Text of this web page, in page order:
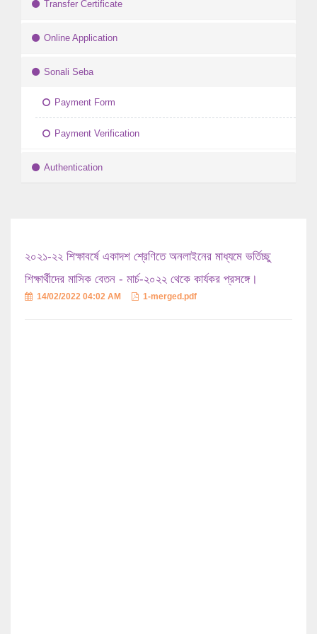
Transfer Certificate
Online Application
Sonali Seba
Payment Form
Payment Verification
Authentication
২০২১-২২ শিক্ষাবর্ষে একাদশ শ্রেণিতে অনলাইনের মাধ্যমে ভর্তিচ্ছু
শিক্ষার্থীদের মাসিক বেতন - মার্চ-২০২২ থেকে কার্যকর প্রসঙ্গে।
14/02/2022 04:02 AM 1-merged.pdf